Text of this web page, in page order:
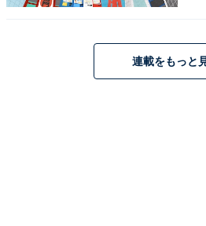
のでバラエティ番組に出ている
気になってしまうから」（40代
連載をもっと